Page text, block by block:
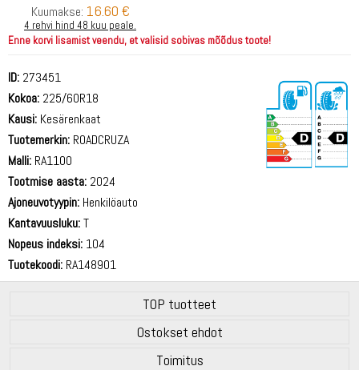
Kuumakse: 16.60 €
4 rehvi hind 48 kuu peale.
Enne korvi lisamist veendu, et valisid sobivas mõõdus toote!
ID: 273451
Kokoa: 225/60R18
Kausi: Kesärenkaat
Tuotemerkin: ROADCRUZA
Malli: RA1100
Tootmise aasta: 2024
Ajoneuvotyypin: Henkilöauto
Kantavuusluku:T
Nopeus indeksi: 104
Tuotekoodi: RA148901
TOP tuotteet
Ostokset ehdot
Toimitus